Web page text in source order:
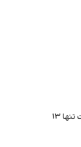
پنجم تیر ماه سناتور مهرین فاروقی، قائم مقام حزب سبزهای استرالیا، طرحی را مبنی بر به رسمیت شناختن کشور فلسطین به مجلس سنای استرالیا ارائه کرد که در نهایت تنها ۱۳